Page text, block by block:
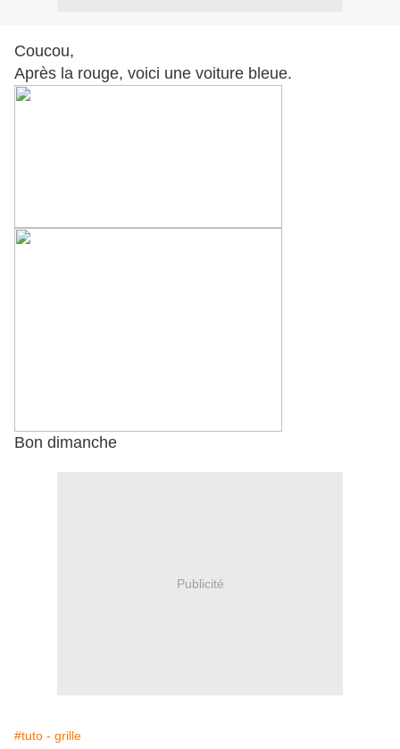
Coucou,
Après la rouge, voici une voiture bleue.
Bon dimanche
Publicité
#tuto - grille